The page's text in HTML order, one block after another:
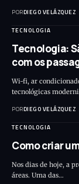
PORDIEGO VELÁZQUEZ
TECNOLOGIA
Tecnologia:
com os
Wi-fi, ar
tecnológicas
PORDIEGO VELÁZQUEZ
TECNOLOGIA
Como criar
Nos dias de hoje, a
áreas. Uma das…